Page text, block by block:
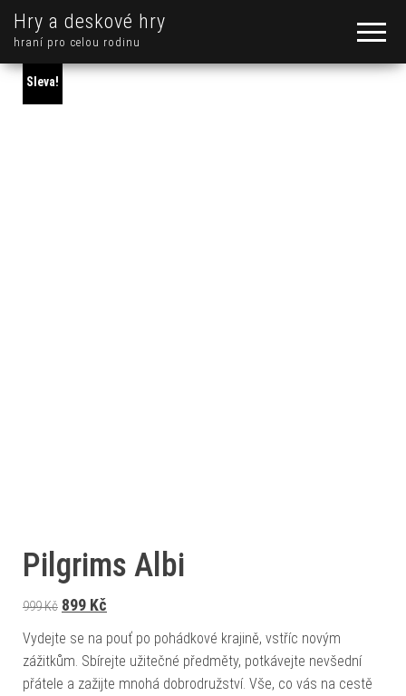
Hry a deskové hry
hraní pro celou rodinu
Sleva!
Pilgrims Albi
999Kč Původní cena byla: 999 Kč.
899 Kč
Vydejte se na pouť po pohádkové krajině, vstříc novým
zážitkům. Sbírejte užitečné předměty, potkávejte nevšední
přátele a zažijte mnohá dobrodružství. Vše, co vás na cestě